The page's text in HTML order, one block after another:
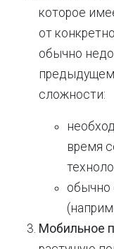
которое
от
обычно
предыдущем
сложности:
время
обычно
Мобильное